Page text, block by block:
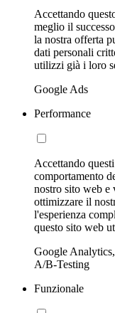
Accettando
meglio il
la nostra offerta
dati personali
utilizzi già i loro
Google Ads
Performance
Accettando
comportamento
nostro sito web e
ottimizzare il
l'esperienza
questo sito web
Google
A/B-Testing
Funzionale